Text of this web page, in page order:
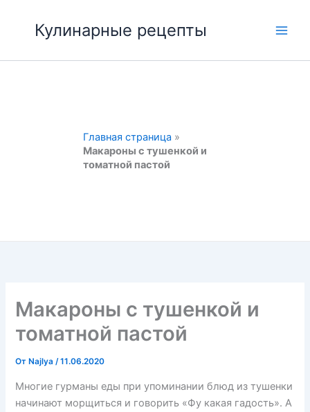
содержимому
Кулинарные рецепты
Главная страница »
Макароны с тушенкой и
томатной пастой
Макароны с тушенкой и
томатной пастой
От Najlya/11.06.2020
Многие гурманы еды при упоминании блюд из тушенки
начинают морщиться и говорить «Фу какая гадость». А